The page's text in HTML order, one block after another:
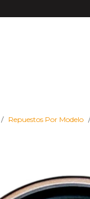
Repuestos Por Modelo